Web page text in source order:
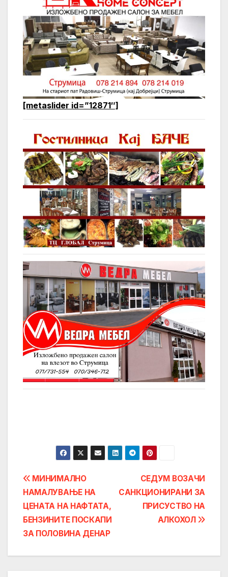
[metaslider id=”12871″]
Post
navigation
СЕДУМ ВОЗАЧИ
САНКЦИОНИРАНИ ЗА
ПРИСУСТВО НА
АЛКОХОЛ
МИНИМАЛНО
НАМАЛУВАЊЕ НА
ЦЕНАТА НА НАФТАТА,
БЕНЗИНИТЕ ПОСКАПИ
ЗА ПОЛОВИНА ДЕНАР